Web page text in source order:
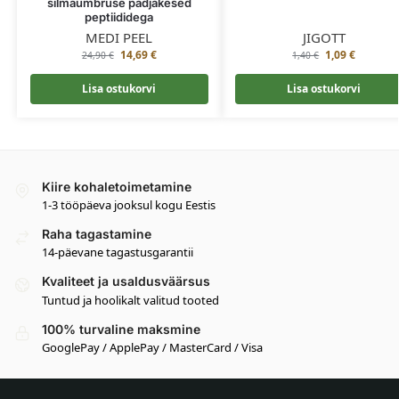
peptiididega
MEDI PEEL
24,90€ 14,69€
Lisa ostukorvi
JIGOTT
1,40€ 1,09€
Lisa ostukorvi
Kiire kohaletoimetamine
1-3 tööpäeva jooksul kogu Eestis
Raha tagastamine
14-päevane tagastusgarantii
Kvaliteet ja usaldusväärsus
Tuntud ja hoolikalt valitud tooted
100% turvaline maksmine
GooglePay / ApplePay / MasterCard / Visa